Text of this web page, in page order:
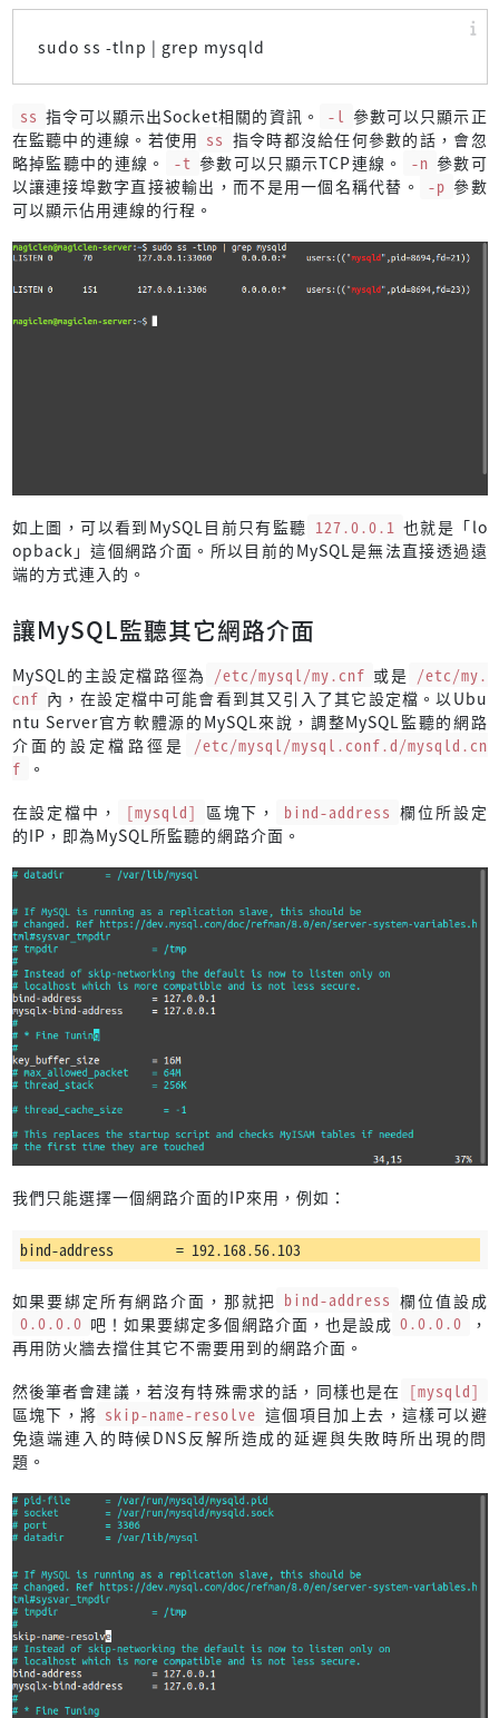
sudo ss -tlnp | grep mysqld
ss 指令可以顯示出Socket相關的資訊。 -l 參數可以只顯示正
在監聽中的連線。若使用 ss 指令時都沒給任何參數的話，會忽
略掉監聽中的連線。
-t 參數可以只顯示TCP連線。 -n 參數可
以讓連接埠數字直接被輸出，而不是用一個名稱代替。
-p 參數
可以顯示佔用連線的行程。
如上圖，可以看到MySQL目前只有監聽 127.0.0.1 也就是「lo
opback」這個網路介面。所以目前的MySQL是無法直接透過遠
端的方式連入的。
讓MySQL監聽其它網路介面
MySQL的主設定檔路徑為 /etc/mysql/my.cnf 或是 /etc/my.
cnf 內，在設定檔中可能會看到其又引入了其它設定檔。以Ubu
ntu Server官方軟體源的MySQL來說，調整MySQL監聽的網路
介面的設定檔路徑是 /etc/mysql/mysql.conf.d/mysqld.cn
f
。
在設定檔中，
[mysqld] 區塊下， bind-address 欄位所設定
的IP，即為MySQL所監聽的網路介面。
我們只能選擇一個網路介面的IP來用，例如：
bind-address        = 192.168.56.103
如果要綁定所有網路介面，那就把 bind-address 欄位值設成
0.0.0.0 吧！如果要綁定多個網路介面，也是設成 0.0.0.0
，
再用防火牆去擋住其它不需要用到的網路介面。
然後筆者會建議，若沒有特殊需求的話，同樣也是在 [mysqld]
區塊下，將 skip-name-resolve 這個項目加上去，這樣可以避
免遠端連入的時候DNS反解所造成的延遲與失敗時所出現的問
題。